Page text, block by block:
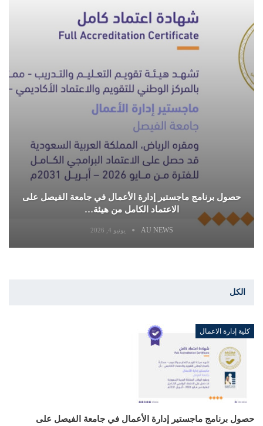
حصول برنامج ماجستير إدارة الأعمال في جامعة الفيصل على
الاعتماد الكامل من هيئة…
AU NEWS يونيو 4, 2026
الكل
كلية إدارة الاعمال
حصول برنامج ماجستير إدارة الأعمال في جامعة الفيصل على